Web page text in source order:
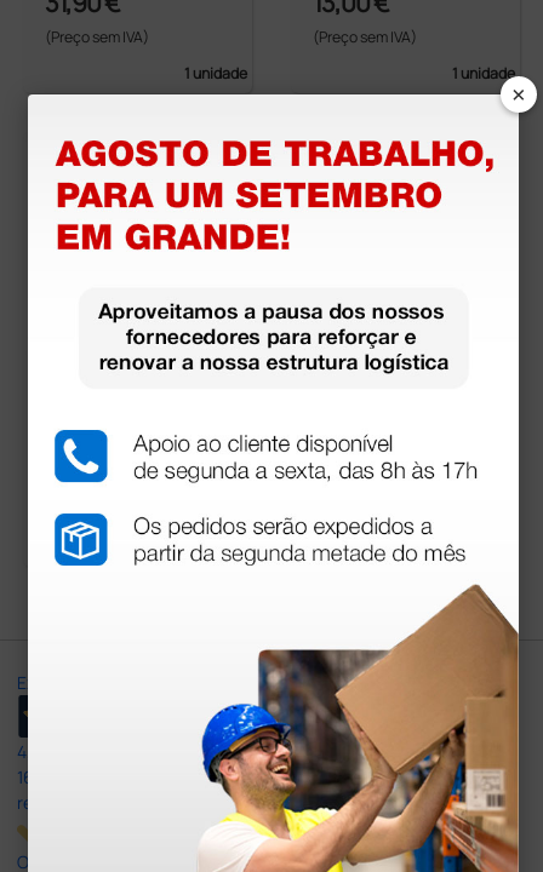
(Preço sem IVA)
1 unidade
(Preço sem IVA)
1 unidade
15,45 €
(Preço sem IVA)
1 unidade
Excellent
4,8
165
reviews
Our 4 and 5 star reviews.
×